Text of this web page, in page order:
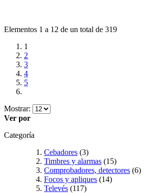
Elementos 1 a 12 de un total de 319
1
2
3
4
5
Mostrar:
Ver por
Categoría
Cebadores (3)
Timbres y alarmas (15)
Comprobadores, detectores (6)
Focos y apliques (14)
Televés (117)